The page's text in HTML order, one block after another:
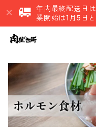
年内最終配送日
業開始は1月5日